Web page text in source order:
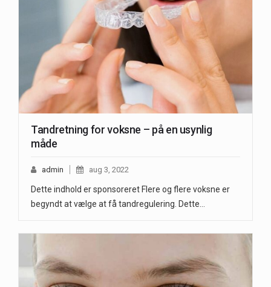
Tandretning for voksne – på en usynlig
måde
admin aug 3, 2022
Dette indhold er sponsoreret Flere og flere voksne er
begyndt at vælge at få tandregulering. Dette…